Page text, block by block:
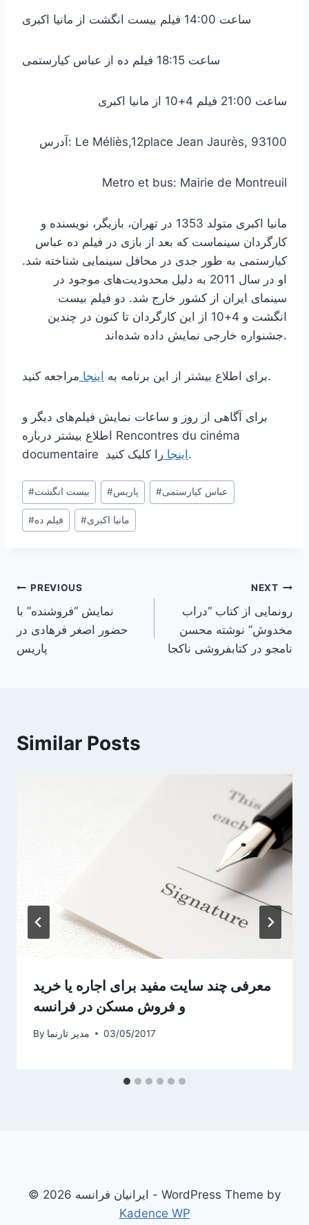
ساعت 14:00 فیلم بیست انگشت از مانیا اکبری
ساعت 18:15 فیلم ده از عباس کیارستمی
ساعت 21:00 فیلم 4+10 از مانیا اکبری
آدرس: Le Méliès,12place Jean Jaurès, 93100
Metro et bus: Mairie de Montreuil
مانیا اکبری متولد 1353 در تهران، بازیگر، نویسنده و
کارگردان سینماست که بعد از بازی در فیلم ده عباس
کیارستمی به طور جدی در محافل سینمایی شناخته شد.
او در سال 2011 به دلیل محدودیت‌های موجود در
سینمای ایران از کشور خارج شد. دو فیلم بیست
انگشت و 4+10 از این کارگردان تا کنون در چندین
جشنواره خارجی نمایش داده شده‌اند.
برای اطلاع بیشتر از این برنامه به اینجا مراجعه کنید.
برای آگاهی از روز و ساعات نمایش فیلم‌های دیگر و
اطلاع بیشتر درباره Rencontres du cinéma
documentaire
اینجا را کلیک کنید.
Post
Tags:
#بیست انگشت #پاریس #عباس کیارستمی
#فیلم ده #مانیا اکبری
Post
navigation
PREVIOUS
نمایش “فروشنده” با
حضور اصغر فرهادی در
پاریس
NEXT
رونمایی از کتاب “دراب
مخدوش” نوشته محسن
نامجو در کتابفروشی ناکجا
Similar Posts
معرفی چند سایت مفید برای اجاره یا خرید
و فروش مسکن در فرانسه
By مدیر تارنما 03/05/2017
© 2026 ایرانیان فرانسه - WordPress Theme by
Kadence WP